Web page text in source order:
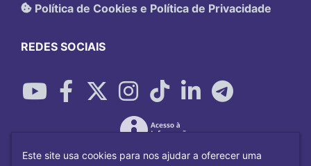
Política de Cookies e Política de Privacidade
REDES SOCIAIS
Este site usa cookies para nos ajudar a oferecer uma